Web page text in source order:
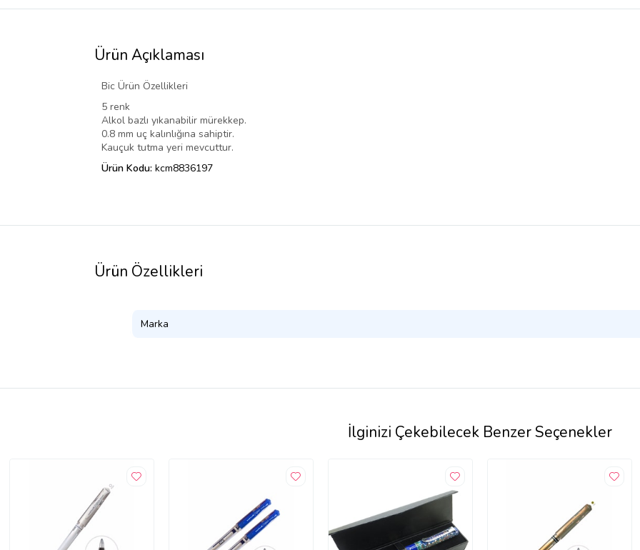
Ürün Açıklaması
Bic Ürün Özellikleri
5 renk
Alkol bazlı yıkanabilir mürekkep.
0.8 mm uç kalınlığına sahiptir.
Kauçuk tutma yeri mevcuttur.
Ürün Kodu: kcm8836197
Ürün Özellikleri
Marka
İlginizi Çekebilecek Benzer Seçenekler